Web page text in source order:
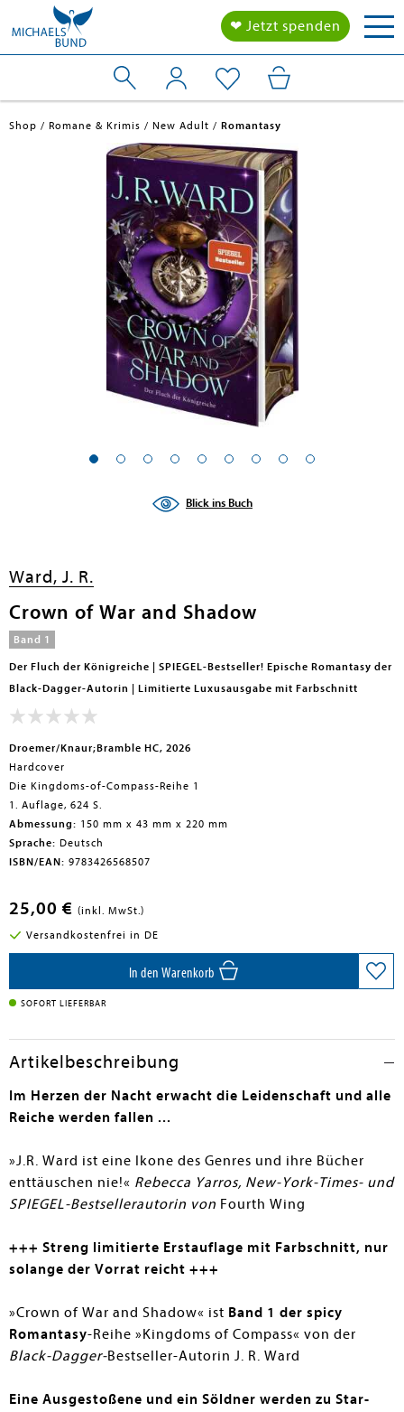
❤ Jetzt spenden
Shop Romane & Krimis New Adult Romantasy
Blick ins Buch
Ward, J. R.
Crown of War and Shadow
Band 1
Der Fluch der Königreiche | SPIEGEL-Bestseller! Epische Romantasy der
Black-Dagger-Autorin | Limitierte Luxusausgabe mit Farbschnitt
Droemer/Knaur;Bramble HC, 2026
Hardcover
Die Kingdoms-of-Compass-Reihe 1
1. Auflage, 624 S.
Abmessung: 150 mm x 43 mm x 220 mm
Sprache: Deutsch
ISBN/EAN: 9783426568507
25,00 € (inkl. MwSt.)
Versandkostenfrei in DE
In den Warenkorb
SOFORT LIEFERBAR
Artikelbeschreibung
Im Herzen der Nacht erwacht die Leidenschaft und alle
Reiche werden fallen ...
»J.R. Ward ist eine Ikone des Genres und ihre Bücher
enttäuschen nie!« Rebecca Yarros, New-York-Times- und
SPIEGEL-Bestsellerautorin von Fourth Wing
+++ Streng limitierte Erstauflage mit Farbschnitt, nur
solange der Vorrat reicht +++
»Crown of War and Shadow« ist Band 1 der spicy
Romantasy-Reihe »Kingdoms of Compass« von der
Black-Dagger-Bestseller-Autorin J. R. Ward
Eine Ausgestoßene und ein Söldner werden zu Star-